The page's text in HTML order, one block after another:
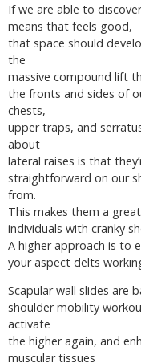
If we are able to
means that feels good,
that space should
the
massive compound lift
the fronts and sides of
chests,
upper traps, and
about
lateral raises is that
straightforward on our
from.
This makes them a
individuals with cranky
A higher approach is to
your aspect delts
Scapular wall slides are
shoulder mobility
activate
the higher again, and
muscular tissues